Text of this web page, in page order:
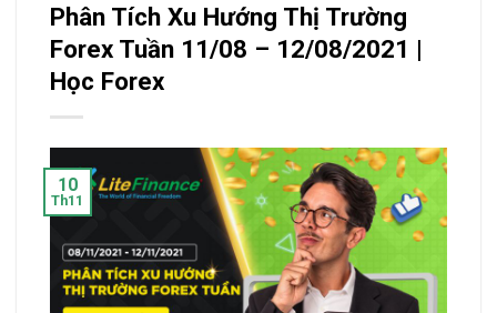
Phân Tích Xu Hướng Thị Trường
Forex Tuần 11/08 – 12/08/2021 |
Học Forex
10
Th11